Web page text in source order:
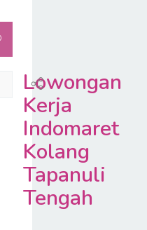
Lowongan
Kerja
Indomaret
Kolang
Tapanuli
Tengah